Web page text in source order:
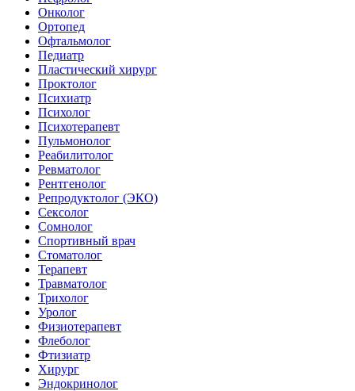
Онколог
Ортопед
Офтальмолог
Педиатр
Пластический хирург
Проктолог
Психиатр
Психолог
Психотерапевт
Пульмонолог
Реабилитолог
Ревматолог
Рентгенолог
Репродуктолог (ЭКО)
Сексолог
Сомнолог
Спортивный врач
Стоматолог
Терапевт
Травматолог
Трихолог
Уролог
Физиотерапевт
Флеболог
Фтизиатр
Хирург
Эндокринолог